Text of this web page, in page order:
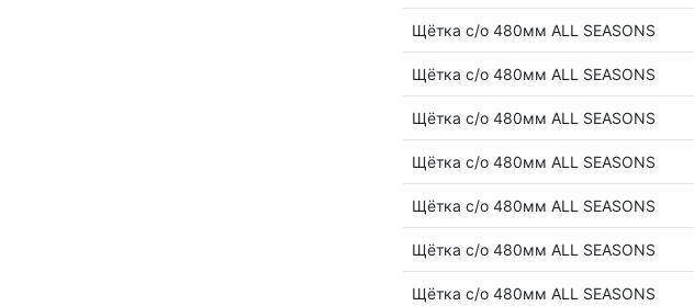
Щётка с/о 480мм ALL SEASONS
Щётка с/о 480мм ALL SEASONS
Щётка с/о 480мм ALL SEASONS
Щётка с/о 480мм ALL SEASONS
Щётка с/о 480мм ALL SEASONS
Щётка с/о 480мм ALL SEASONS
Щётка с/о 480мм ALL SEASONS